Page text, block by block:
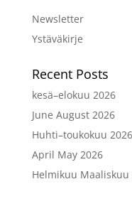
Newsletter
Ystäväkirje
Recent Posts
kesä–elokuu 2026
June August 2026
Huhti–toukokuu 2026
April May 2026
Helmikuu Maaliskuu